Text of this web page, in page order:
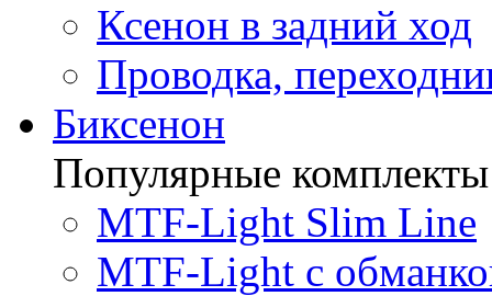
Ксенон в задний ход
Проводка,
Биксенон
Популярные комплекты
MTF-Light Slim Line
MTF-Light с